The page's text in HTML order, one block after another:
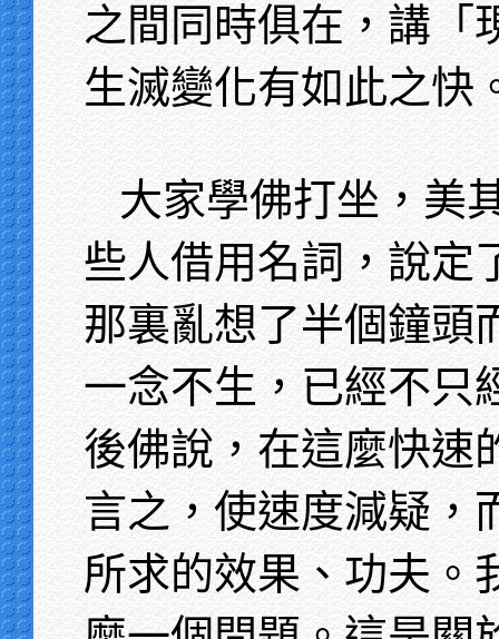
之間同時俱在，講「
生滅變化有如此之快
大家學佛打坐，美
些人借用名詞，說定
那裏亂想了半個鐘頭
一念不生，已經不只
後佛說，在這麼快速
言之，使速度減疑，
所求的效果、功夫。